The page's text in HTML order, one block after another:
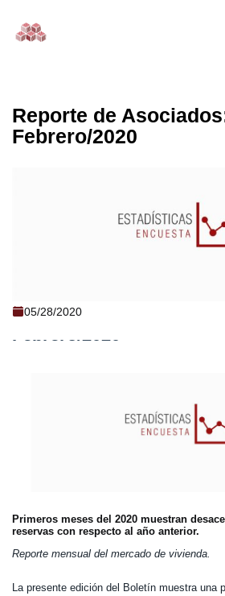
Reporte de
Febrero/2020
05/28/2020
Reporte de Asociados:
Febrero/2020
Primeros meses del 2020 muestran
reservas con respecto al año anterior.
Reporte mensual del mercado de vivienda.
La presente edición del Boletín muestra una